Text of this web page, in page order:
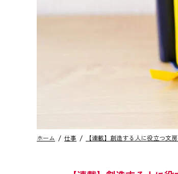
ホーム 仕事 【連載】創造する人に役立つ文